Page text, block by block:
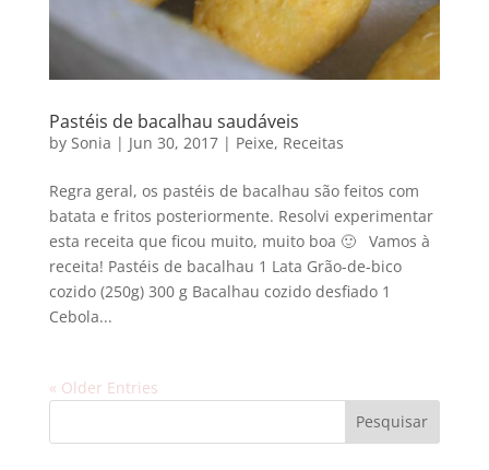
Pastéis de bacalhau saudáveis
by Sonia | Jun 30, 2017| Peixe, Receitas
Regra geral, os pastéis de bacalhau são feitos com
batata e fritos posteriormente. Resolvi experimentar
esta receita que ficou muito, muito boa 🙂 Vamos à
receita! Pastéis de bacalhau 1 Lata Grão-de-bico
cozido (250g) 300 g Bacalhau cozido desfiado 1
Cebola...
« Older Entries